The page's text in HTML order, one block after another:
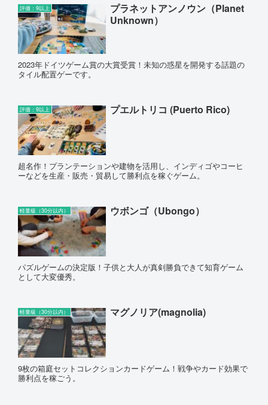
評価：9以上
プラネットアンノウン（Planet
Unknown）
2023年ドイツゲーム賞の大賞受賞！未知の惑星を開発する話題の
タイル配置ゲーです。
評価：9以上 プエルトリコ (Puerto Rico)
超名作！プランテーションや建物を活用し、インディゴやコーヒ
ーなどを生産・販売・貿易して勝利点を稼ぐゲーム。
軽量級（30分以内） ウボンゴ（Ubongo）
パズルゲームの決定版！子供と大人が真剣勝負できて知育ゲーム
として大変優秀。
軽量級（30分以内） マグノリア(magnolia)
9枚の箱庭セットコレクションカードゲーム！戦争やカード効果で
勝利点を稼ごう。